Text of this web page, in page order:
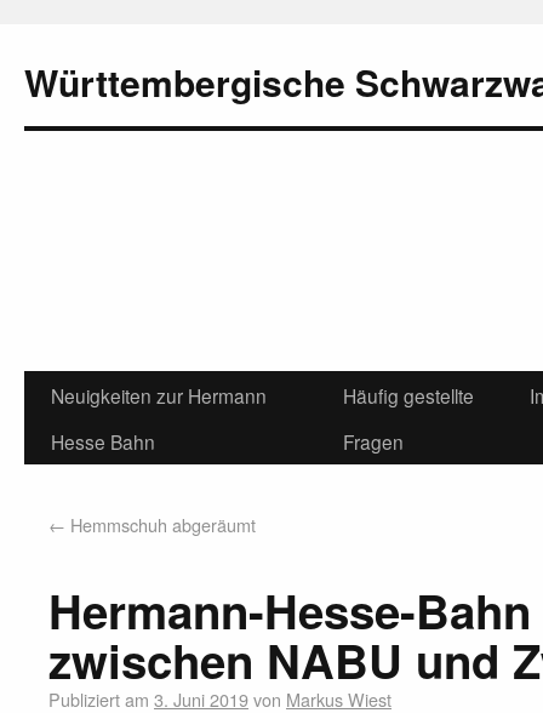
Württembergische
Neuigkeiten zur Hermann
Hesse Bahn
Häufig gestellte
Fragen
← Hemmschuh abgeräumt
Hermann-Hesse-
zwischen NABU und
Publiziert am 3. Juni 2019von Markus Wiest